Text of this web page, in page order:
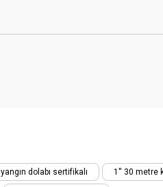
yangın dolabı sertifikalı 1'' 30 metre